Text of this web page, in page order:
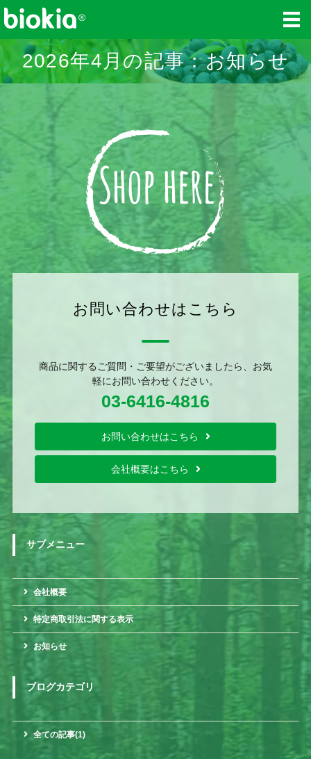
biokia-japan（ビオキアジャパ
ホーム
ショップ
お問い合わせ
2026年4月の記事：お知らせ
お問い合わせはこちら
商品に関するご質問・ご要望がございましたら、お気
軽にお問い合わせください。
03-6416-4816
お問い合わせはこちら
会社概要はこちら
サブメニュー
会社概要
特定商取引法に関する表示
お知らせ
ブログカテゴリ
全ての記事(1)